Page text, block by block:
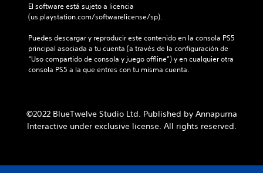
El software está sujeto a licencia
(us.playstation.com/softwarelicense/sp).
Puedes descargar y reproducir este contenido en la consola PS5
principal asociada a tu cuenta (a través de la configuración de
“Uso compartido de consola y juego offline”) y en cualquier otra
consola PS5 a la que entres con tu misma cuenta.
©2022 BlueTwelve Studio Ltd. Published by Annapurna
Interactive under exclusive license. All rights reserved.